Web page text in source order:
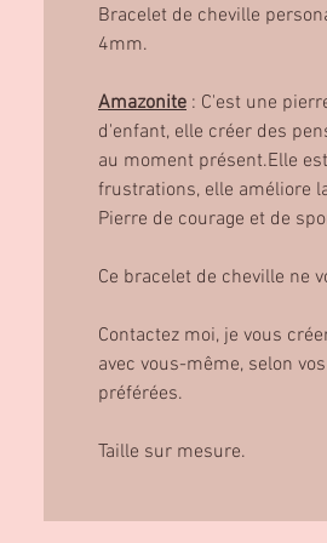
Bracelet de cheville
4mm.
Amazonite : C'est une
d'enfant, elle créer des
au moment présent.Elle
frustrations, elle améliore
Pierre de courage et de
Ce bracelet de cheville ne
Contactez moi, je vous
avec vous-même, selon
préférées.
Taille sur mesure.